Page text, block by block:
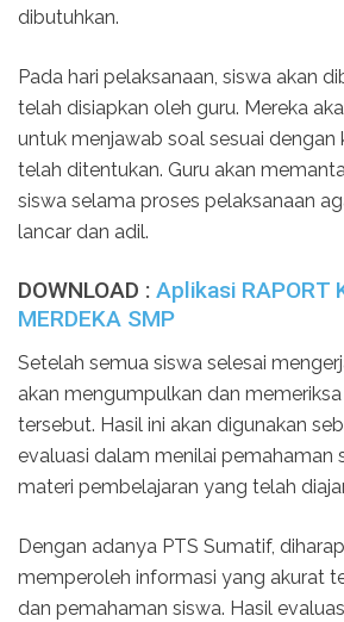
dibutuhkan.
Pada hari pelaksanaan, siswa akan
telah disiapkan oleh guru. Mereka
untuk menjawab soal sesuai dengan
telah ditentukan. Guru akan
siswa selama proses pelaksanaan
lancar dan adil.
DOWNLOAD : Aplikasi RAPORT
MERDEKA SMP
Setelah semua siswa selesai
akan mengumpulkan dan
tersebut. Hasil ini akan digunakan
evaluasi dalam menilai pemahaman
materi pembelajaran yang telah
Dengan adanya PTS Sumatif,
memperoleh informasi yang akurat
dan pemahaman siswa. Hasil